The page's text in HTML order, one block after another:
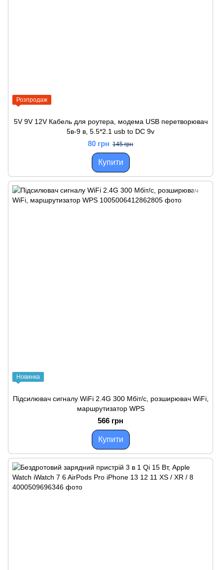
Розпродаж
5V 9V 12V Кабель для роутера, модема USB перетворювач
5в-9 в, 5.5*2.1 usb to DC 9v
80 грн 145 грн
Купити
Новинка
Підсилювач сигналу WiFi 2.4G 300 Мбіт/с, розширювач WiFi,
маршрутизатор WPS
566 грн
Купити